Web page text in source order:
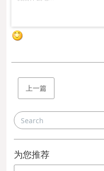
上一篇
为您推荐